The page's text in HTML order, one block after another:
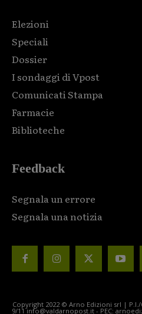
Elezioni
Speciali
Dossier
I sondaggi di Vpost
Comunicati Stampa
Farmacie
Biblioteche
Feedback
Segnala un errore
Segnala una notizia
Copyright 2022 © Arno Edizioni srl | P.I./
9/11 info@valdarnopost.it - PEC: